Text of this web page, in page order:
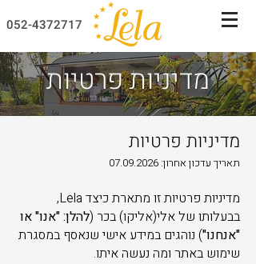
052-4372717
מדיניות פרטיות
מדיניות פרטיות
תאריך עדכון אחרון: 07.09.2026
מדיניות פרטיות זו מתארת כיצד Lela,
בבעלותו של אלי(אליקו) בכר (להלן: "אנו" או
"אנחנו") נוהגים במידע אישי שנאסף במסגרת
שימוש באתר ומה נעשה איתו.